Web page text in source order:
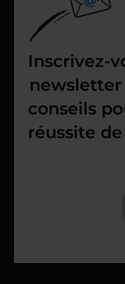
Inscrivez-
newsletter
conseils
réussite